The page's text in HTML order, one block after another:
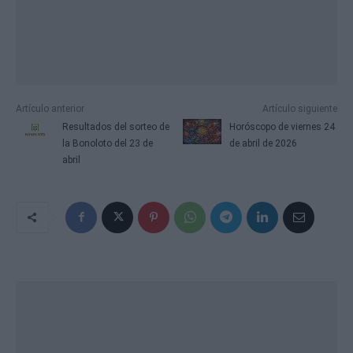
Artículo anterior
Resultados del sorteo de
la Bonoloto del 23 de
abril
Artículo siguiente
Horóscopo de viernes 24
de abril de 2026